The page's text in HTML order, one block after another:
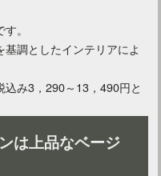
トは？おすすめも紹介！
。
調としたインテリアによ
み3，290～13，490円と
は上品なベージ